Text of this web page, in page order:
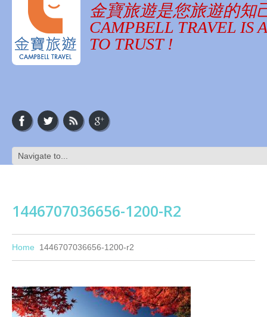
金寶旅遊是您旅遊的知
CAMPBELL TRAVEL IS
TO TRUST !
1446707036656-1200-R2
Home 1446707036656-1200-r2